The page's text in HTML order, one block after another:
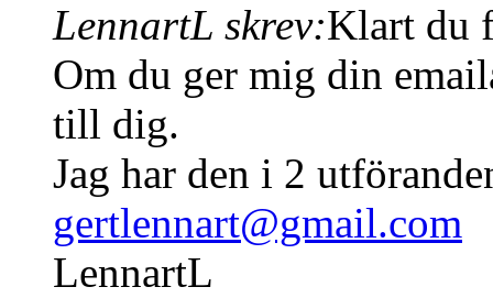
LennartL skrev:Klart du
Om du ger mig din
till dig.
Jag har den i 2
gertlennart@gmail.com
LennartL